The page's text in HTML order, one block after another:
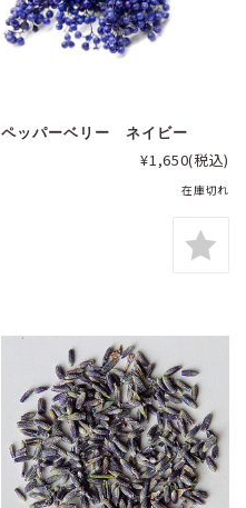
ペッパーベリー ネイビー
¥1,650(税込)
在庫切れ